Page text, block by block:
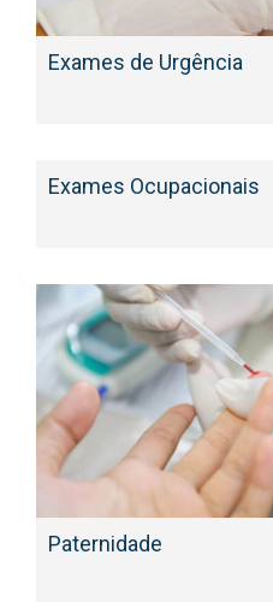
Exames de Urgência
Exames Ocupacionais
Paternidade